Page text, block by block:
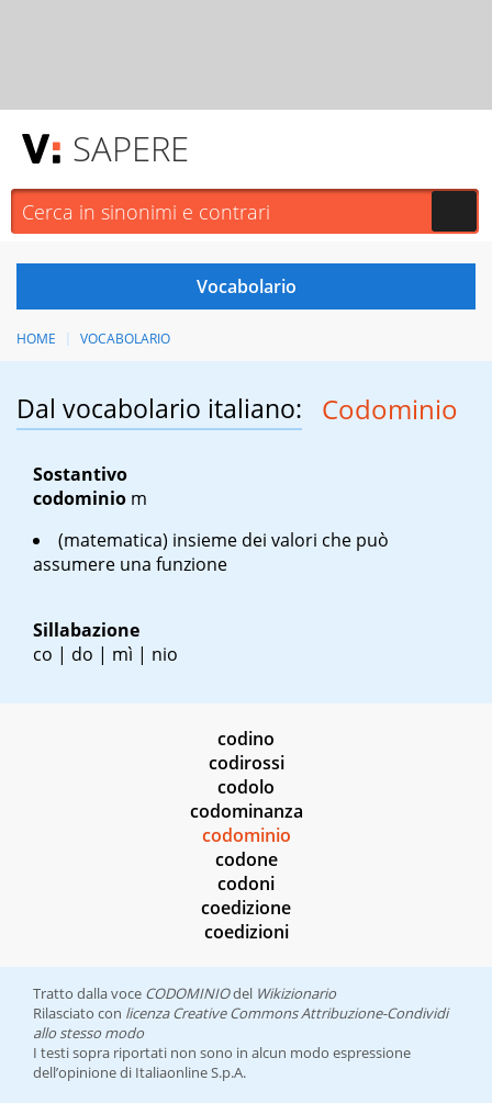
SAPERE
HOME VOCABOLARIO
Dal vocabolario italiano: Codominio
Sostantivo
codominio m
(matematica) insieme dei valori che può
assumere una funzione
Sillabazione
co | do | mì | nio
codino
codirossi
codolo
codominanza
codominio
codone
codoni
coedizione
coedizioni
Tratto dalla voce CODOMINIOdel Wikizionario
Rilasciato con licenza Creative Commons Attribuzione-Condividi
allo stesso modo
I testi sopra riportati non sono in alcun modo espressione
dell’opinione di Italiaonline S.p.A.